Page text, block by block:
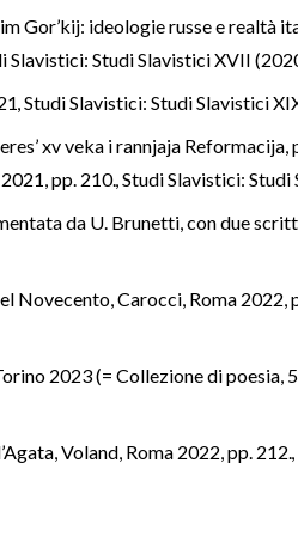
Gor’kij: ideologie russe e realtà
Slavistici: Studi Slavistici XVII
,Studi Slavistici: Studi Slavistici
xv veka i rannjaja Reformacija,
pp. 210.,Studi Slavistici:
da U. Brunetti, con due
Novecento, Carocci, Roma 2022,
2023 (= Collezione di poesia,
Voland, Roma 2022, pp. 212.,